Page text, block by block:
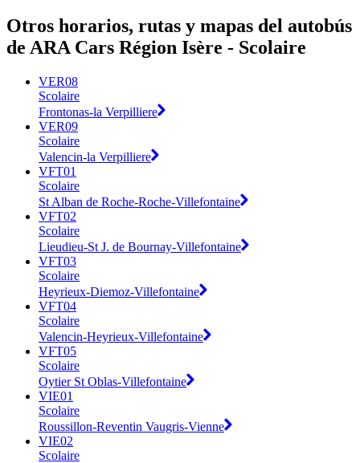
Otros horarios, rutas y mapas del autobús
de ARA Cars Région Isère - Scolaire
VER08
Scolaire
Frontonas-la Verpilliere
VER09
Scolaire
Valencin-la Verpilliere
VFT01
Scolaire
St Alban de Roche-Roche-Villefontaine
VFT02
Scolaire
Lieudieu-St J. de Bournay-Villefontaine
VFT03
Scolaire
Heyrieux-Diemoz-Villefontaine
VFT04
Scolaire
Valencin-Heyrieux-Villefontaine
VFT05
Scolaire
Oytier St Oblas-Villefontaine
VIE01
Scolaire
Roussillon-Reventin Vaugris-Vienne
VIE02
Scolaire